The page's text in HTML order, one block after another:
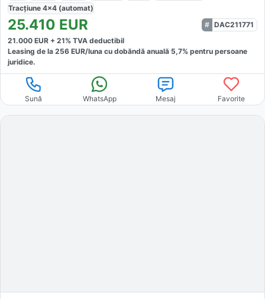
Tracțiune 4x4 (automat)
25.410 EUR
DAC211771
21.000 EUR + 21% TVA deductibil
Leasing de la 256 EUR/luna cu dobăndă anuală 5,7% pentru persoane
juridice.
Sună WhatsApp Mesaj Favorite